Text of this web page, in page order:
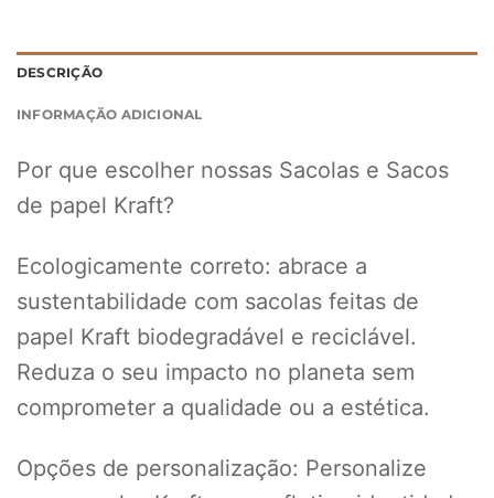
DESCRIÇÃO
INFORMAÇÃO ADICIONAL
Por que escolher nossas Sacolas e Sacos
de papel Kraft?
Ecologicamente correto: abrace a
sustentabilidade com sacolas feitas de
papel Kraft biodegradável e reciclável.
Reduza o seu impacto no planeta sem
comprometer a qualidade ou a estética.
Opções de personalização: Personalize